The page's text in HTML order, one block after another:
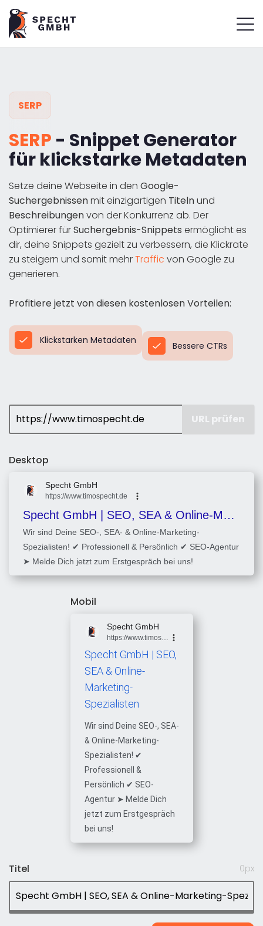
SERP
SERP - Snippet Generator
für klickstarke Metadaten
Setze deine Webseite in den Google-
Suchergebnissenmit einzigartigen Titelnund
Beschreibungenvon der Konkurrenz ab. Der
Optimierer fürSuchergebnis-Snippets ermöglicht es
dir, deine Snippets gezielt zu verbessern, die Klickrate
zu steigern und somit mehrTraffic von Google zu
generieren.
Profitiere jetzt von diesen kostenlosen Vorteilen:
Klickstarken Metadaten Bessere CTRs
URL prüfen
Desktop
Specht GmbH
https://www.timospecht.de
Specht GmbH | SEO, SEA & Online-Marketing-Spezialisten
Wir sind Deine SEO-, SEA- & Online-Marketing-
Spezialisten! ✔ Professionell & Persönlich ✔ SEO-Agentur
➤ Melde Dich jetzt zum Erstgespräch bei uns!
Mobil
Specht GmbH
https://www.timospecht.de
Specht GmbH | SEO,
SEA & Online-
Marketing-
Spezialisten
Wir sind Deine SEO-, SEA-
& Online-Marketing-
Spezialisten! ✔
Professionell &
Persönlich ✔ SEO-
Agentur ➤ Melde Dich
jetzt zum Erstgespräch
bei uns!
Titel 0px